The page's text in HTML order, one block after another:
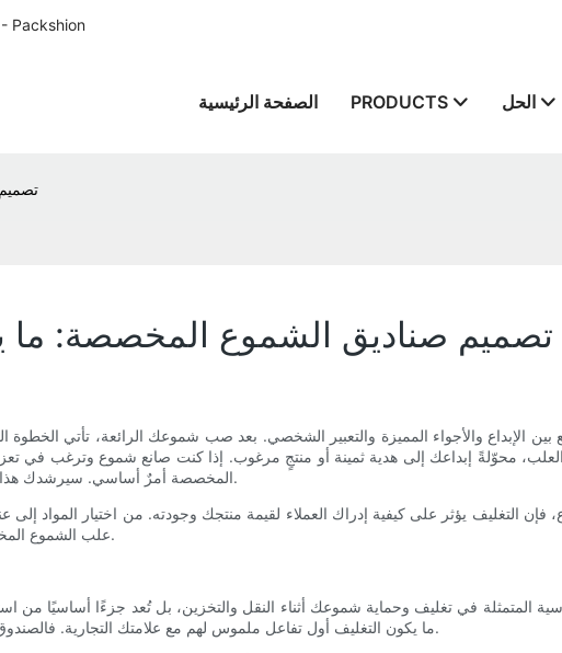
حلول تغليف الورق المصممة خصيصًا للعملاء في جميع أنحاء العالم منذ عام 1996 - Packshion
الصفحة الرئيسية PRODUCTS الحل
تصميم صناديق الشموع المخصصة: ما
الإبداع والأجواء المميزة والتعبير الشخصي. بعد صب شموعك الرائعة، تأتي
محوّلةً إبداعك إلى هدية ثمينة أو منتجٍ مرغوب. إذا كنت صانع شموع وترغب في
المخصصة أمرٌ أساسي. سيرشدك هذا الدليل إلى كل ما تحتاج لمعرفته لتصميم عبوات تُكمل شموعك الفريدة تمامًا.
فإن التغليف يؤثر على كيفية إدراك العملاء لقيمة منتجك وجودته. من اختيار المواد
علب الشموع المخصصة واكتشف كيف يمكن للتصميم المدروس أن يُميز شموعك عن منافسيها.
المتمثلة في تغليف وحماية شموعك أثناء النقل والتخزين، بل تُعد جزءًا أساسيًا من
ما يكون التغليف أول تفاعل ملموس لهم مع علامتك التجارية. فالصندوق المُصمم بعناية يُحدث صدىً عاطفيًا، ويعزز الولاء، ويشجع على تكرار الشراء.